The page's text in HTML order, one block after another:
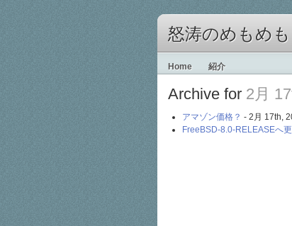
怒涛のめもめ
Home 紹介
Archive for 2月
アマゾン価格？ - 2月 17th,
FreeBSD-8.0-RELEASEへ